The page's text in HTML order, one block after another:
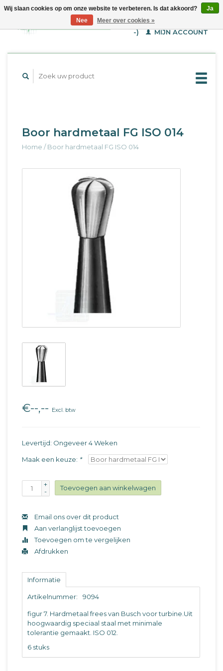
WINKELWAGEN (€--,-
-)
MIJN ACCOUNT
Boor hardmetaal FG ISO 014
Home /Boor hardmetaal FG ISO 014
€--,-- Excl. btw
Levertijd: Ongeveer 4 Weken
Maak een keuze: *
+
-
Toevoegen aan winkelwagen
Email ons over dit product
Aan verlanglijst toevoegen
Toevoegen om te vergelijken
Afdrukken
Informatie
Artikelnummer: 9094
figur 7. Hardmetaal frees van Busch voor turbine.Uit
hoogwaardig speciaal staal met minimale
tolerantie gemaakt. ISO 012.
6 stuks
Wij slaan cookies op om onze website te verbeteren. Is dat akkoord?
Ja
Nee
Meer over cookies »